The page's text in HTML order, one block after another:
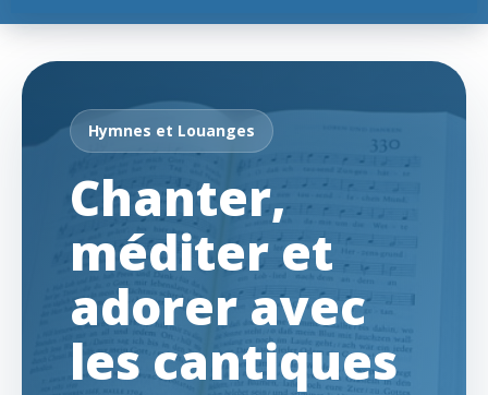
Hymnes et Louanges
Chanter,
méditer et
adorer avec
les cantiques